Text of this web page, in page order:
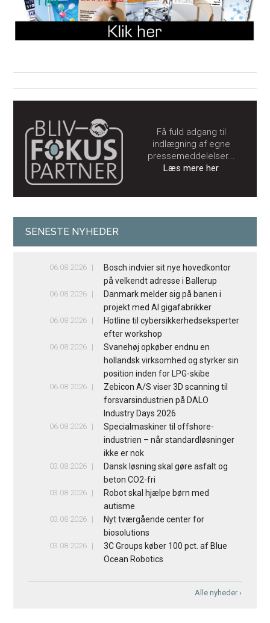
Få fuld adgang til
indlægning af egne
pressemeddelelser...
Læs mere her
SENESTE NYHEDER
06.08.2026
Bosch indvier sit nye hovedkontor
på velkendt adresse i Ballerup
06.08.2026
Danmark melder sig på banen i
projekt med AI gigafabrikker
06.08.2026
Hotline til cybersikkerhedseksperter
efter workshop
06.08.2026
Svanehøj opkøber endnu en
hollandsk virksomhed og styrker sin
position inden for LPG-skibe
06.08.2026
Zebicon A/S viser 3D scanning til
forsvarsindustrien på DALO
Industry Days 2026
06.08.2026
Specialmaskiner til offshore-
industrien – når standardløsninger
ikke er nok
03.08.2026
Dansk løsning skal gøre asfalt og
beton CO2-fri
03.08.2026
Robot skal hjælpe børn med
autisme
03.08.2026
Nyt tværgående center for
biosolutions
03.08.2026
3C Groups køber 100 pct. af Blue
Ocean Robotics
Alle nyheder ›